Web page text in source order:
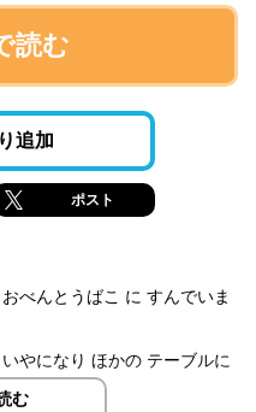
読む
追加
ポスト
べんとうばこ に すんでいま
やになり ほかの テーブルに
む